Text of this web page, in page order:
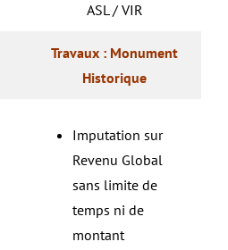
ASL / VIR
Travaux : Monument
Historique
Imputation sur
Revenu Global
sans limite de
temps ni de
montant